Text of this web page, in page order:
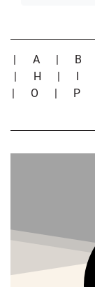
| A | B
| H | I
| O | P